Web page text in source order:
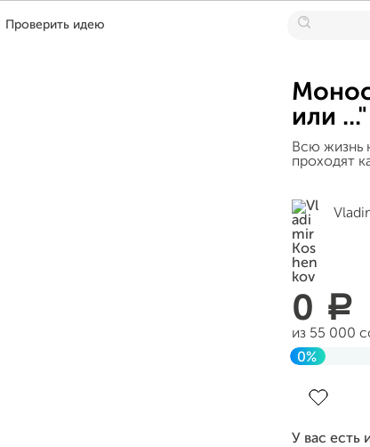
Проверить идею
или ..."
Всю жизнь
проходят
0 a
из 55 000
0%
У вас есть